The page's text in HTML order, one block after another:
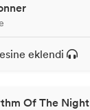
eklendi
Of The Night